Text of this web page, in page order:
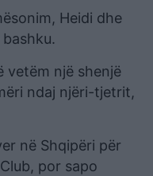
Heidi dhe
vetëm një shenjë
ndaj njëri-tjetrit,
në Shqipëri për
por sapo